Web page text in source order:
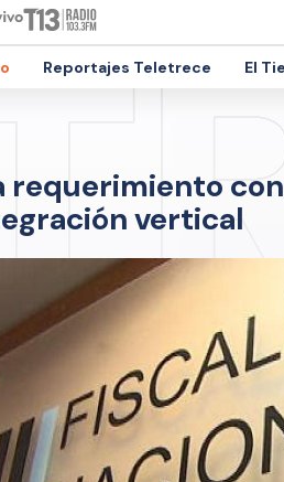
Reportajes Teletrece El
requerimiento
vertical